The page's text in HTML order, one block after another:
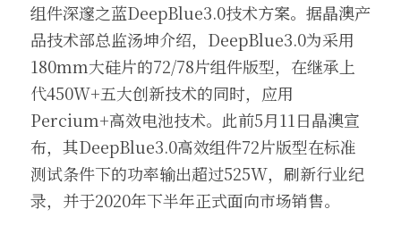
组件深邃之蓝DeepBlue3.0技术方案。据晶澳产
品技术部总监汤坤介绍，DeepBlue3.0为采用
180mm大硅片的72/78片组件版型，在继承上
代450W+五大创新技术的同时，应用
Percium+高效电池技术。此前5月11日晶澳宣
布，其DeepBlue3.0高效组件72片版型在标准
测试条件下的功率输出超过525W，刷新行业纪
录，并于2020年下半年正式面向市场销售。